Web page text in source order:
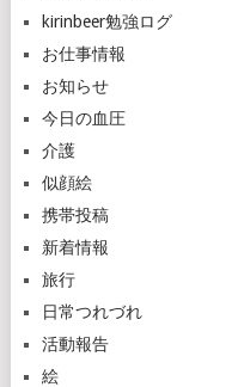
kirinbeer勉強ログ
お仕事情報
お知らせ
今日の血圧
介護
似顔絵
携帯投稿
新着情報
旅行
日常つれづれ
活動報告
絵